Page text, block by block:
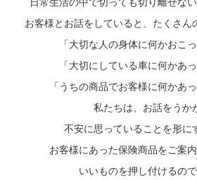
お客様とお話をしていると、たくさん
「大切な人の身体に何かおこ
「大切にしている車に何かあ
「うちの商品でお客様に何かあ
私たちは、お話をうか
不安に思っていることを形に
お客様にあった保険商品をご案内
いいものを押し付けるので